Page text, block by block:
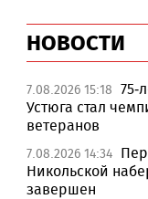
НОВОСТИ
7.08.2026 15:18 75-
Устюга стал
ветеранов
7.08.2026 14:34
Никольской
завершен